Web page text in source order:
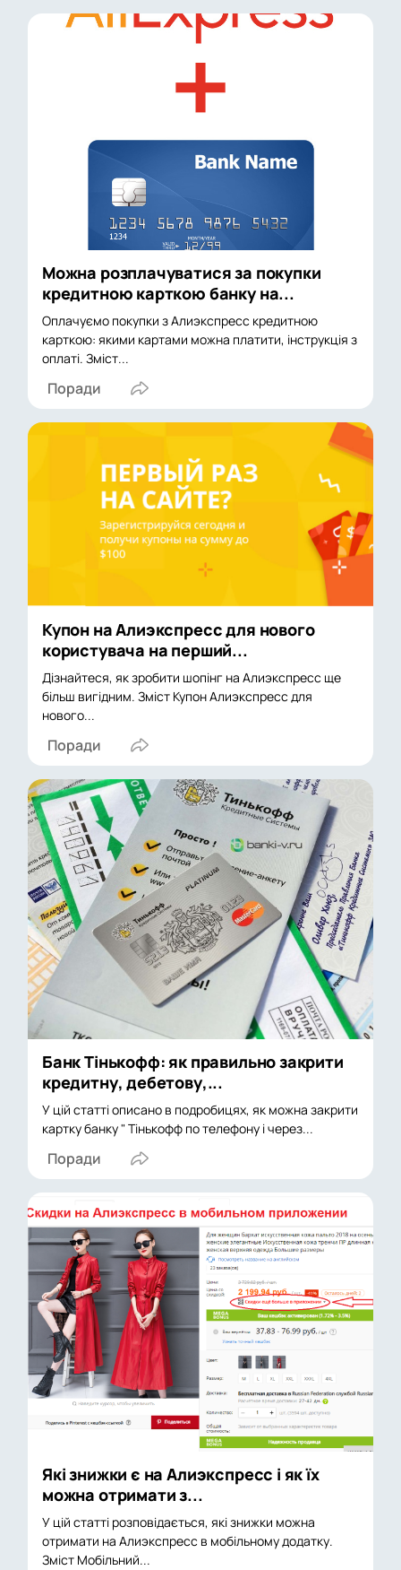
Можна розплачуватися за покупки
кредитною карткою банку на...
Оплачуємо покупки з Алиэкспресс кредитною
карткою: якими картами можна платити, інструкція з
оплаті. Зміст...
Поради
Купон на Алиэкспресс для нового
користувача на перший...
Дізнайтеся, як зробити шопінг на Алиэкспресс ще
більш вигідним. Зміст Купон Алиэкспресс для
нового...
Поради
Банк Тінькофф: як правильно закрити
кредитну, дебетову,...
У цій статті описано в подробицях, як можна закрити
картку банку " Тінькофф по телефону і через...
Поради
Які знижки є на Алиэкспресс і як їх
можна отримати з...
У цій статті розповідається, які знижки можна
отримати на Алиэкспресс в мобільному додатку.
Зміст Мобільний...